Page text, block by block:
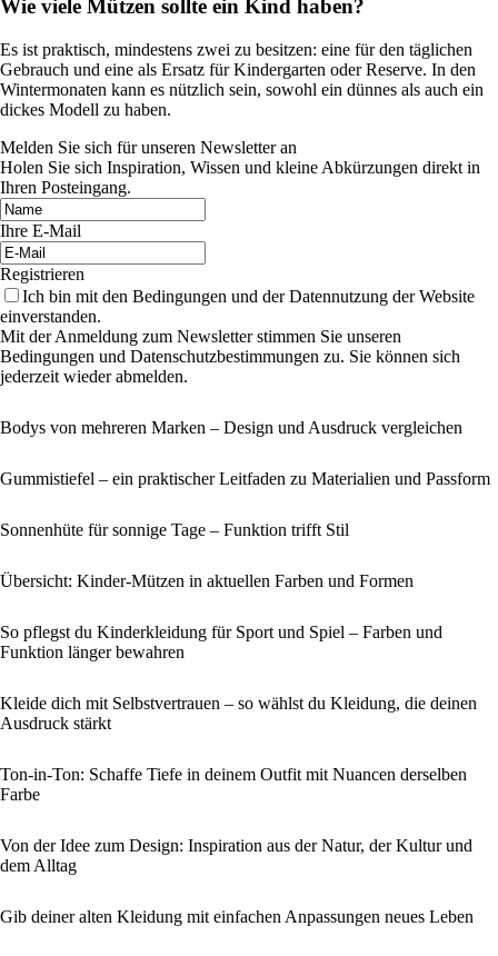
Wie viele Mützen sollte ein Kind haben?
Es ist praktisch, mindestens zwei zu besitzen: eine für den täglichen
Gebrauch und eine als Ersatz für Kindergarten oder Reserve. In den
Wintermonaten kann es nützlich sein, sowohl ein dünnes als auch ein
dickes Modell zu haben.
Melden Sie sich für unseren Newsletter an
Holen Sie sich Inspiration, Wissen und kleine Abkürzungen direkt in
Ihren Posteingang.
Ihre E-Mail
Registrieren
Ich bin mit den Bedingungen und der Datennutzung der Website
einverstanden.
Mit der Anmeldung zum Newsletter stimmen Sie unseren
Bedingungen und Datenschutzbestimmungen zu. Sie können sich
jederzeit wieder abmelden.
Bodys von mehreren Marken – Design und Ausdruck vergleichen
Gummistiefel – ein praktischer Leitfaden zu Materialien und Passform
Sonnenhüte für sonnige Tage – Funktion trifft Stil
Übersicht: Kinder-Mützen in aktuellen Farben und Formen
So pflegst du Kinderkleidung für Sport und Spiel – Farben und
Funktion länger bewahren
Kleide dich mit Selbstvertrauen – so wählst du Kleidung, die deinen
Ausdruck stärkt
Ton-in-Ton: Schaffe Tiefe in deinem Outfit mit Nuancen derselben
Farbe
Von der Idee zum Design: Inspiration aus der Natur, der Kultur und
dem Alltag
Gib deiner alten Kleidung mit einfachen Anpassungen neues Leben